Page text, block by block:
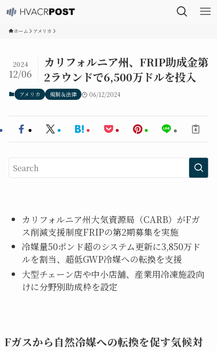
ホーム アメリカ
カリフォルニア州、FRIP助成金第
2ラウンドで6,500万ドルを投入
2024
12/06
アメリカ 規制＆法律 06/12/2024
カリフォルニア州大気資源局（CARB）がFガ
ス削減支援制度FRIPの第2期募集を実施
冷媒量50ポンド超のシステム更新に3,850万ド
ルを割当、超低GWP冷媒への転換を支援
大型チェーン店や中小店舗、産業用冷凍施設向
けに分野別助成枠を設定
Fガスから自然冷媒への転換を促す気候対